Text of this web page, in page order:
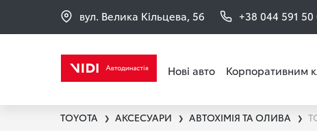
вул. Велика Кільцева, 56 +38 044 591 50
Нові авто Корпоративним
TOYOTA ❯ АКСЕСУАРИ ❯ АВТОХІМІЯ ТА ОЛИВА ❯